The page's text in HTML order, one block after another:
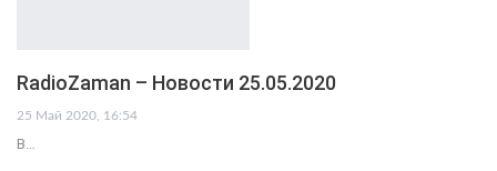
RadioZaman – Новости 25.05.2020
25 Май 2020, 16:54
В…